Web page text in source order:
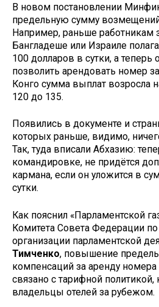
В новом постановлении
предельную сумму
Например, раньше работникам
Бангладеше или Израиле
100 долларов в сутки, а теперь
позволить арендовать номер
Конго сумма выплат возросла
120 до 135.
Появились в документе и
которых раньше, видимо,
Так, туда вписали Абхазию:
командировке, не придётся
кармана, если он уложится в
сутки.
Как пояснил «Парламентской
Комитета Совета Федерации
организации парламентской
Тимченко, повышение
компенсаций за аренду номера
связано с тарифной
владельцы отелей за рубежом.